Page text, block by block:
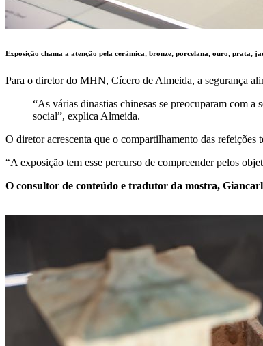
Exposição chama a atenção pela cerâmica, bronze, porcelana, ouro, prata,
Para o diretor do MHN, Cícero de Almeida, a segurança
“As várias dinastias chinesas se preocuparam com
social”, explica Almeida.
O diretor acrescenta que o compartilhamento das
“A exposição tem esse percurso de compreender pelos
O consultor de conteúdo e tradutor da mostra,